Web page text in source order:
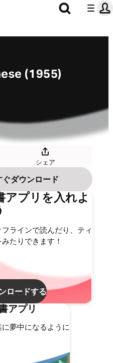
(1955)
シェア
ダウンロード
プリを入れよ
ラインで読んだり、ティ
たりできます！
ロードする
アプリ
夢中になるように